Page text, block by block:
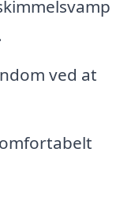
ved at